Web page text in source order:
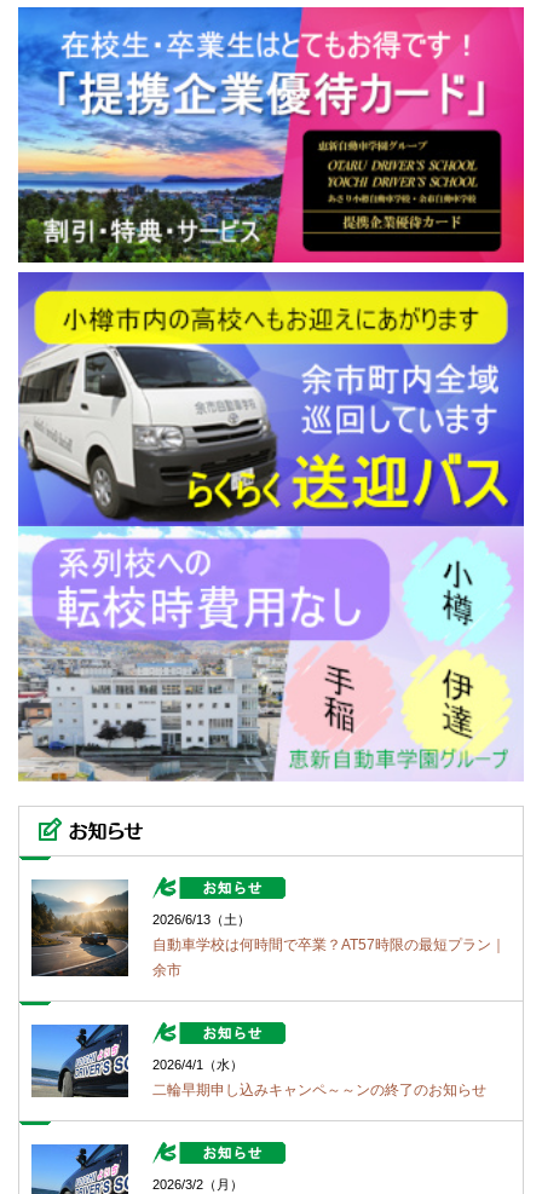
2026/6/13（土）
自動車学校は何時間で卒業？AT57時限の最短プラン｜
余市
2026/4/1（水）
二輪早期申し込みキャンペ～～ンの終了のお知らせ
2026/3/2（月）